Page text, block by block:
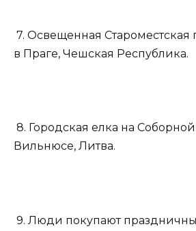
7. Освещенная Староместская
в Праге, Чешская Республика.
8. Городская елка на
Вильнюсе, Литва.
9. Люди покупают